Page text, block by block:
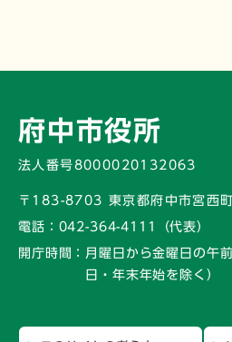
府中市役所
法人番号8000020132063
〒183-8703 東京都府中市宮西
電話： 042-364-4111（代表）
開庁時間： 月曜日から金曜日の午
日・年末年始を除く）